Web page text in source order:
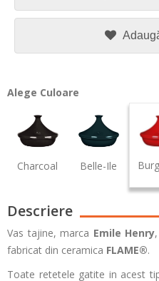
Alege Culoare
Charcoal Belle-Ile
Descriere
Vas tajine, marca Emile Henry,
fabricat din ceramica FLAME®.
Toate retetele gatite in acest